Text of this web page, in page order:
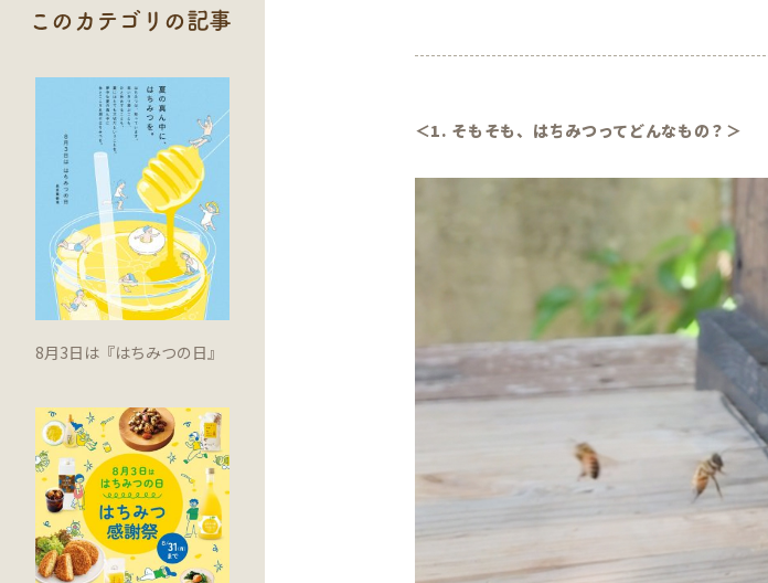
このカテゴリの記事
8月3日は『はちみつの日』
＜1. そもそも、はちみつってどんなもの？＞